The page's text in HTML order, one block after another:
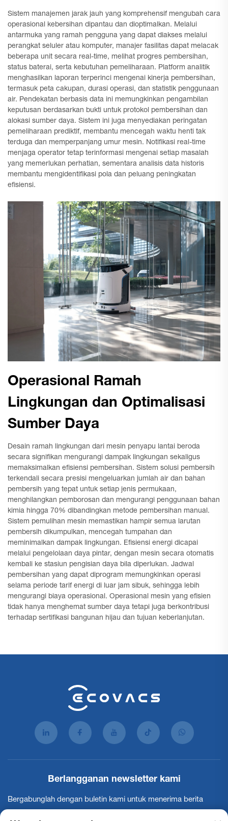
Sistem manajemen jarak jauh yang komprehensif mengubah cara
operasional kebersihan dipantau dan dioptimalkan. Melalui
antarmuka yang ramah pengguna yang dapat diakses melalui
perangkat seluler atau komputer, manajer fasilitas dapat melacak
beberapa unit secara real-time, melihat progres pembersihan,
status baterai, serta kebutuhan pemeliharaan. Platform analitik
menghasilkan laporan terperinci mengenai kinerja pembersihan,
termasuk peta cakupan, durasi operasi, dan statistik penggunaan
air. Pendekatan berbasis data ini memungkinkan pengambilan
keputusan berdasarkan bukti untuk protokol pembersihan dan
alokasi sumber daya. Sistem ini juga menyediakan peringatan
pemeliharaan prediktif, membantu mencegah waktu henti tak
terduga dan memperpanjang umur mesin. Notifikasi real-time
menjaga operator tetap terinformasi mengenai setiap masalah
yang memerlukan perhatian, sementara analisis data historis
membantu mengidentifikasi pola dan peluang peningkatan
efisiensi.
Operasional Ramah
Lingkungan dan Optimalisasi
Sumber Daya
Desain ramah lingkungan dari mesin penyapu lantai beroda
secara signifikan mengurangi dampak lingkungan sekaligus
memaksimalkan efisiensi pembersihan. Sistem solusi pembersih
terkendali secara presisi mengeluarkan jumlah air dan bahan
pembersih yang tepat untuk setiap jenis permukaan,
menghilangkan pemborosan dan mengurangi penggunaan bahan
kimia hingga 70% dibandingkan metode pembersihan manual.
Sistem pemulihan mesin memastikan hampir semua larutan
pembersih dikumpulkan, mencegah tumpahan dan
meminimalkan dampak lingkungan. Efisiensi energi dicapai
melalui pengelolaan daya pintar, dengan mesin secara otomatis
kembali ke stasiun pengisian daya bila diperlukan. Jadwal
pembersihan yang dapat diprogram memungkinkan operasi
selama periode tarif energi di luar jam sibuk, sehingga lebih
mengurangi biaya operasional. Operasional mesin yang efisien
tidak hanya menghemat sumber daya tetapi juga berkontribusi
terhadap sertifikasi bangunan hijau dan tujuan keberlanjutan.
Berlangganan newsletter kami
Bergabunglah dengan buletin kami untuk menerima berita